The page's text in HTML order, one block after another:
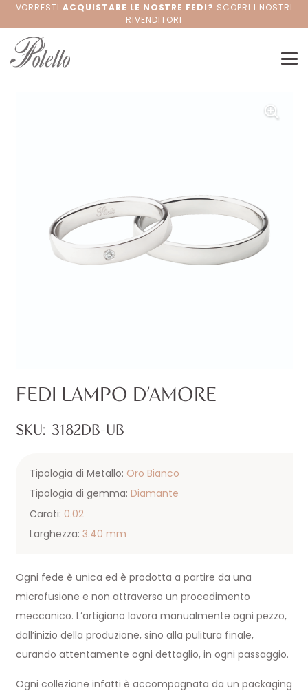
VORRESTIACQUISTARE LE NOSTRE FEDI? SCOPRI I NOSTRI
RIVENDITORI
FEDI LAMPO D’AMORE
SKU: 3182DB-UB
Tipologia di Metallo: Oro Bianco
Tipologia di gemma: Diamante
Carati: 0.02
Larghezza: 3.40 mm
Ogni fede è unica ed è prodotta a partire da una
microfusione e non attraverso un procedimento
meccanico. L’artigiano lavora manualmente ogni pezzo,
dall’inizio della produzione, sino alla pulitura finale,
curando attentamente ogni dettaglio, in ogni passaggio.
Ogni collezione infatti è accompagnata da un packaging